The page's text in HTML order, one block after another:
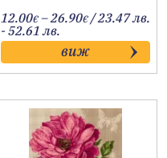
12.00€ –26.90€Price
range:
12.00€
through
26.90€
/ 23.47 лв.
- 52.61 лв.
виж